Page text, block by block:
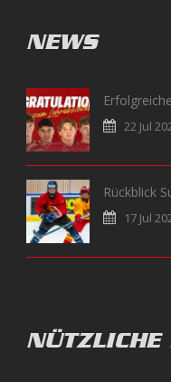
NEWS
22 Jul
Rückblick
17 Jul